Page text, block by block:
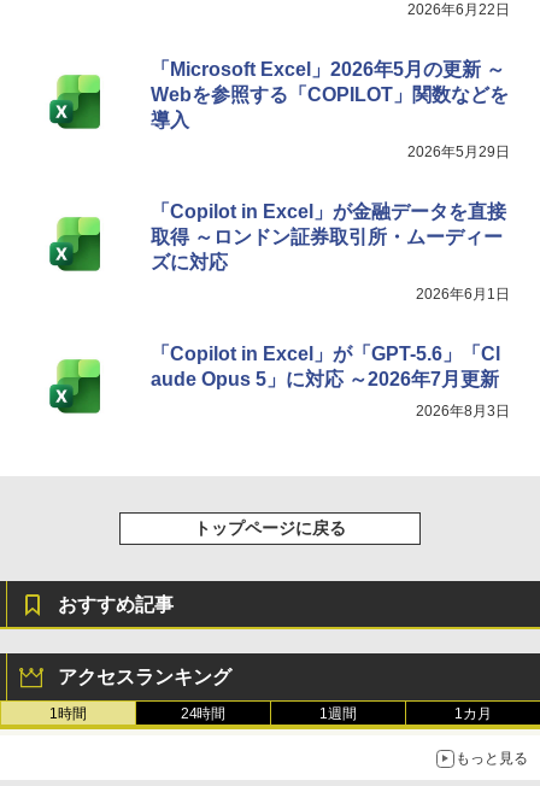
2026年6月22日
「Microsoft Excel」2026年5月の更新 ～
Webを参照する「COPILOT」関数などを
導入
2026年5月29日
「Copilot in Excel」が金融データを直接
取得 ～ロンドン証券取引所・ムーディー
ズに対応
2026年6月1日
「Copilot in Excel」が「GPT-5.6」「Cl
aude Opus 5」に対応 ～2026年7月更新
2026年8月3日
トップページに戻る
おすすめ記事
アクセスランキング
1時間 24時間 1週間 1カ月
もっと見る